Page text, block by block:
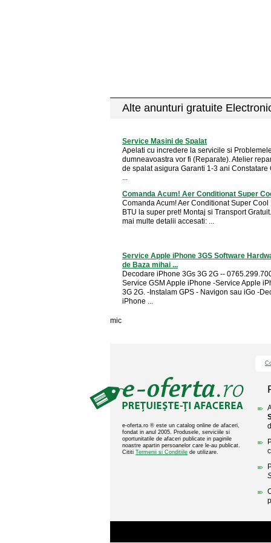
Alte anunturi gratuite
Service Masini de Spalat
Apelati cu incredere la servicile si Problemele
dumneavoastra vor fi (Reparate). Atelier
de spalat asigura Garanti 1-3 ani Constatare
...
Comanda Acum! Aer Conditionat Super
Comanda Acum! Aer Conditionat Super Cool
BTU la super pret! Montaj si Transport
mai multe detalii accesati: ...
Service Apple iPhone 3GS Software
de Baza mihai ...
Decodare iPhone 3Gs 3G 2G --
Service GSM Apple iPhone -Service Apple
3G 2G. -Instalam GPS - Navigon sau iGo -
iPhone ...
mic
e-oferta.ro ® este un catalog online de afaceri,
fondat in anul 2005. Produsele, serviciile si
oportunitatile de afaceri publicate in paginile
noastre apartin persoanelor care le-au publicat.
Cititi Termenii si Conditiile de utilizare.